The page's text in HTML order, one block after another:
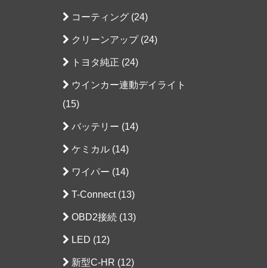
コーティング (24)
クリーンアップ (24)
トヨタ純正 (24)
ウインカー連動デイライト
(15)
バッテリー (14)
ケミカル (14)
ワイパー (14)
T-Connect (13)
OBD2接続 (13)
LED (12)
新型C-HR (12)